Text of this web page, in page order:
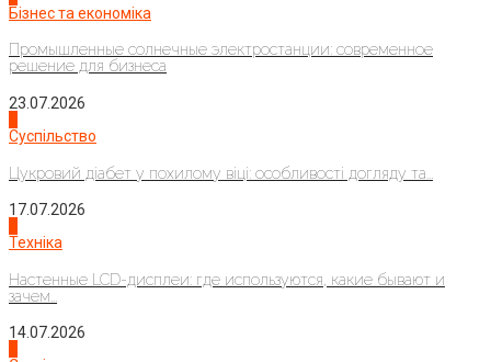
Бізнес та економіка
Промышленные солнечные электростанции: современное
решение для бизнеса
23.07.2026
Суспільство
Цукровий діабет у похилому віці: особливості догляду та...
17.07.2026
Техніка
Настенные LCD-дисплеи: где используются, какие бывают и
зачем...
14.07.2026